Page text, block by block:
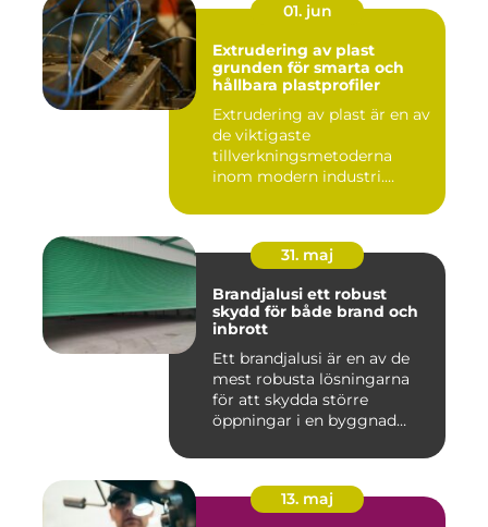
01. jun
Extrudering av plast
grunden för smarta och
hållbara plastprofiler
Extrudering av plast är en av
de viktigaste
tillverkningsmetoderna
inom modern industri.
31. maj
Brandjalusi ett robust
skydd för både brand och
inbrott
Ett brandjalusi är en av de
mest robusta lösningarna
för att skydda större
öppningar i en byggnad
13. maj